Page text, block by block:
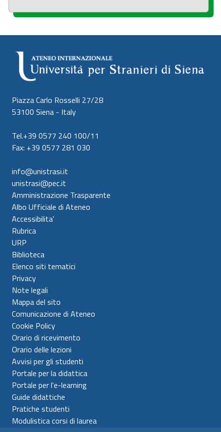
Piazza Carlo Rosselli 27/28
53100 Siena - Italy
Tel.+39 0577 240 100/11
Fax: +39 0577 281 030
info@unistrasi.it
unistrasi@pec.it
Amministrazione Trasparente
Albo Ufficiale di Ateneo
Accessibilita'
Rubrica
URP
Biblioteca
Elenco siti tematici
Privacy
Note legali
Mappa del sito
Comunicazione di Ateneo
Cookie Policy
Orario di ricevimento
Orario delle lezioni
Avvisi per gli studenti
Portale per la didattica
Portale per l'e-learning
Guide didattiche
Pratiche studenti
Modulistica corsi di laurea